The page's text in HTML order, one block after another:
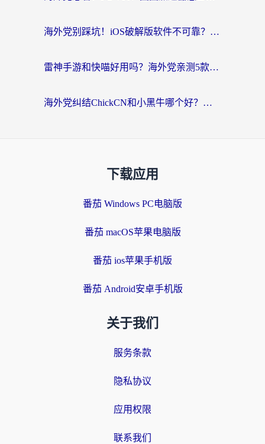
海外党别踩坑！iOS破解版软件不可靠？教你选对回国加速器无缝看国内资源
雷神手游和快喵好用吗？海外党亲测5款回国加速器，附斧牛Bling对比+微信视频号解决办法
海外党纠结ChickCN和小黑牛哪个好？一篇帮你选对回国加速器的实用指南
下载应用
番茄 Windows PC电脑版
番茄 macOS苹果电脑版
番茄 ios苹果手机版
番茄 Android安卓手机版
关于我们
服务条款
隐私协议
应用权限
联系我们